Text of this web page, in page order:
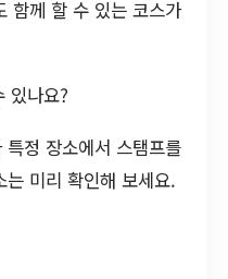
함께 할 수 있는 코스가
있나요?
정 장소에서 스탬프를
미리 확인해 보세요.